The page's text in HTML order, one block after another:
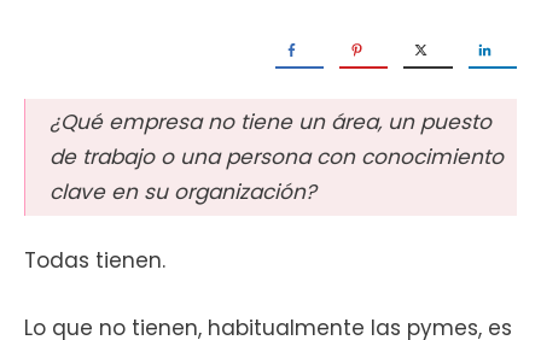
¿Qué empresa no tiene un área, un puesto
de trabajo o una persona con conocimiento
clave en su organización?
Todas tienen.
Lo que no tienen, habitualmente las pymes, es